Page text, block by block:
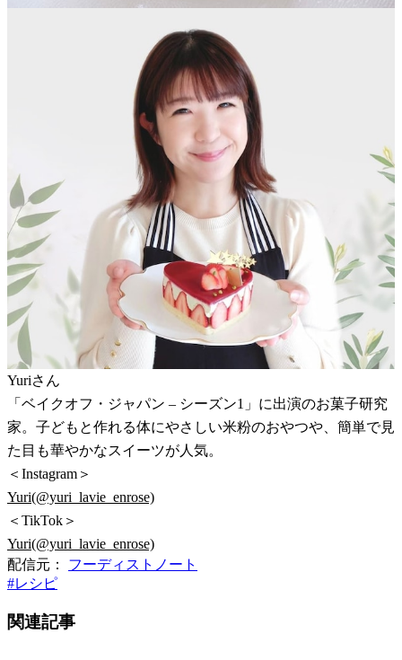
Yuriさん
「ベイクオフ・ジャパン – シーズン1」に出演のお菓子研究
家。子どもと作れる体にやさしい米粉のおやつや、簡単で見
た目も華やかなスイーツが人気。
＜Instagram＞
Yuri(@yuri_lavie_enrose)
＜TikTok＞
Yuri(@yuri_lavie_enrose)
配信元： フーディストノート
#レシピ
関連記事